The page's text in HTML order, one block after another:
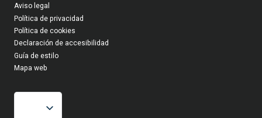
Aviso legal
Política de privacidad
Política de cookies
Declaración de accesibilidad
Guía de estilo
Mapa web